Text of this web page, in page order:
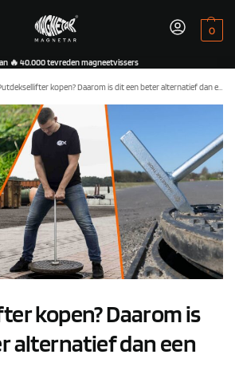
0
🔥 40.000 tevreden magneetvissers
kopen? Daarom is dit een beter alternatief dan een puthaak
kopen? Daarom is
alternatief dan een